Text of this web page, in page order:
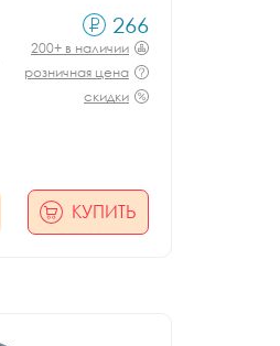
266
200+ в наличии
розничная цена
скидки
КУПИТЬ